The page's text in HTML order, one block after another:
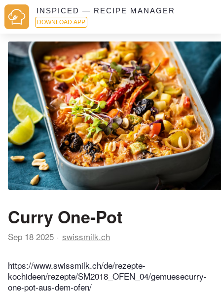
INSPICED — RECIPE MANAGER
DOWNLOAD APP
Curry One-Pot
Sep 18 2025 swissmilk.ch
https://www.swissmilk.ch/de/rezepte-
kochideen/rezepte/SM2018_OFEN_04/gemuesecurry-
one-pot-aus-dem-ofen/